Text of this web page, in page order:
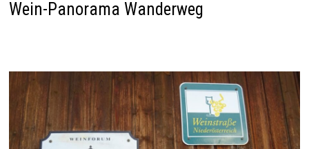
Wein-Panorama Wanderweg